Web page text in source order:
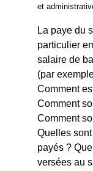
et
La paye du
particulier
salaire de
(par
Comment
Comment
Comment
Quelles
payés ?
versées au